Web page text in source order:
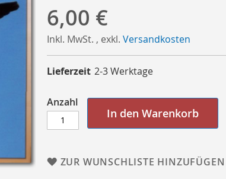
6,00 €
Inkl. MwSt. , exkl. Versandkosten
Lieferzeit 2-3 Werktage
Anzahl
In den Warenkorb
ZUR WUNSCHLISTE HINZUFÜGEN